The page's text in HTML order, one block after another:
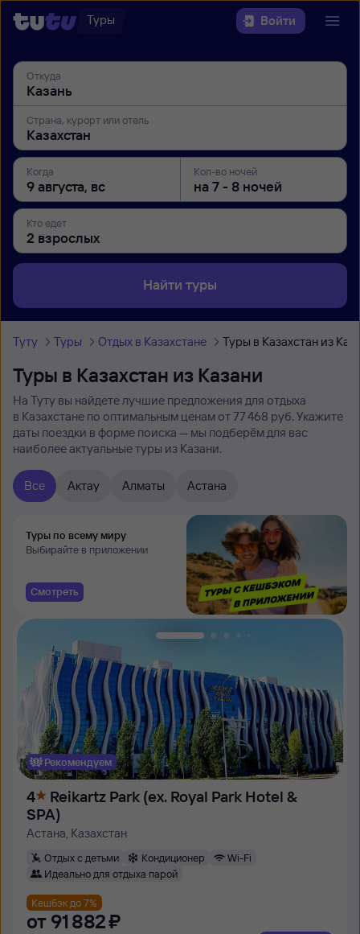
Туры Войти
Откуда
Страна, курорт или отель
Когда Кол-во ночей
Кто едет
Найти туры
Туту Туры Отдых в Казахстане Туры в Казахстан из
Туры в Казахстан из Казани
На Туту вы найдете лучшие предложения для отдыха
в Казахстане по оптимальным ценам от 77 ⁠468 руб. Укажите
даты поездки в форме поиска — мы подберём для вас
наиболее актуальные туры из Казани.
Все Актау Алматы Астана
Туры по всему миру
Выбирайте в приложении
Смотреть
Рекомендуем
4
Reikartz Park (ex. Royal Park Hotel &
SPA)
Астана, Казахстан
Отдых с детьми Кондиционер
Wi-Fi
Идеально для отдыха парой
Кешбэк до 7%
от 91 ⁠882 ⁠₽